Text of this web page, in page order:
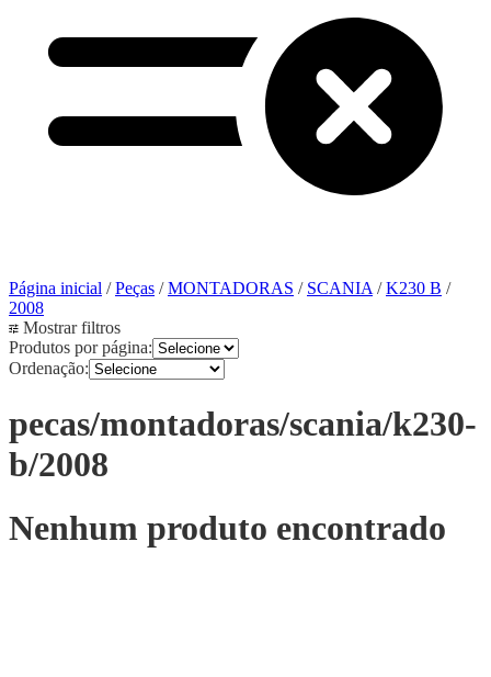
Página inicial /Peças /MONTADORAS / SCANIA/K230 B /
2008
Mostrar filtros
Produtos por página:
Ordenação:
pecas/montadoras/scania/k230-
b/2008
Nenhum produto encontrado